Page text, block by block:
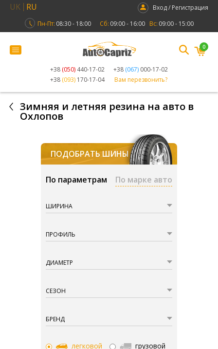
UK RU
Вход / Регистрация
Пн-Пт: 08:30 - 18:00 Сб: 09:00 - 16:00 Вс: 09:00 - 15:00
+38 (050) 440-17-02 +38 (067) 000-17-02
+38 (093) 170-17-04 Вам перезвонить?
0
Зимняя и летняя резина на авто в
Охлопов
ПОДОБРАТЬ ШИНЫ
По параметрам По марке авто
ШИРИНА
ПРОФИЛЬ
ДИАМЕТР
СЕЗОН
БРЕНД
легковой грузовой